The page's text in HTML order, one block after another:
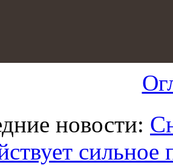
новости: